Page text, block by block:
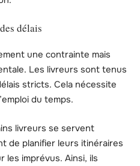
délais
une contrainte mais
Les livreurs sont tenus
stricts. Cela nécessite
du temps.
livreurs se servent
de planifier leurs itinéraires
les imprévus. Ainsi, ils